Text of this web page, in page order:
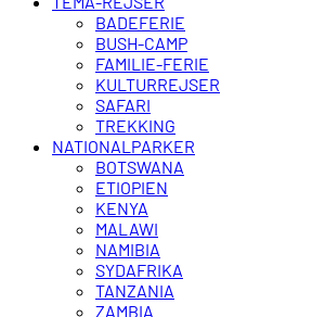
BADEFERIE
BUSH-CAMP
FAMILIE-FERIE
KULTURREJSER
SAFARI
TREKKING
NATIONALPARKER
BOTSWANA
ETIOPIEN
KENYA
MALAWI
NAMIBIA
SYDAFRIKA
TANZANIA
ZAMBIA